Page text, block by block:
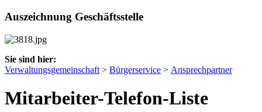
Auszeichnung Geschäftsstelle
Sie sind hier:
Verwaltungsgemeinschaft > Bürgerservice > Ansprechpartner
Mitarbeiter-Telefon-Liste